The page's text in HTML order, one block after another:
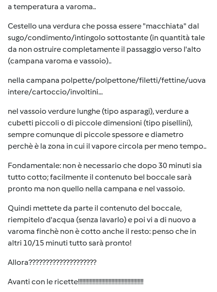
a temperatura a varoma..
Cestello una verdura che possa essere "macchiata" dal
sugo/condimento/intingolo sottostante (in quantità tale
da non ostruire completamente il passaggio verso l'alto
(campana varoma e vassoio)..
nella campana polpette/polpettone/filetti/fettine/uova
intere/cartoccio/involtini...
nel vassoio verdure lunghe (tipo asparagi), verdure a
cubetti piccoli o di piccole dimensioni (tipo pisellini),
sempre comunque di piccole spessore e diametro
perchè è la zona in cui il vapore circola per meno tempo..
Fondamentale: non è necessario che dopo 30 minuti sia
tutto cotto; facilmente il contenuto bel boccale sarà
pronto ma non quello nella campana e nel vassoio.
Quindi mettete da parte il contenuto del boccale,
riempitelo d'acqua (senza lavarlo) e poi vi a di nuovo a
varoma finchè non è cotto anche il resto: penso che in
altri 10/15 minuti tutto sarà pronto!
Allora????????????????????
Avanti con le ricette!!!!!!!!!!!!!!!!!!!!!!!!!!!!!!!!!!!!!!!!!!!!!